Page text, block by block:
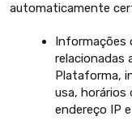
automaticamente
Informações
relacionadas
Plataforma,
usa, horários
endereço IP